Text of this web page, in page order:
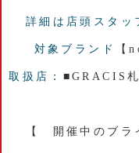
詳細は店頭スタッ
対象ブランド 【
取扱店： ■GRACIS
【 開催中のブラ